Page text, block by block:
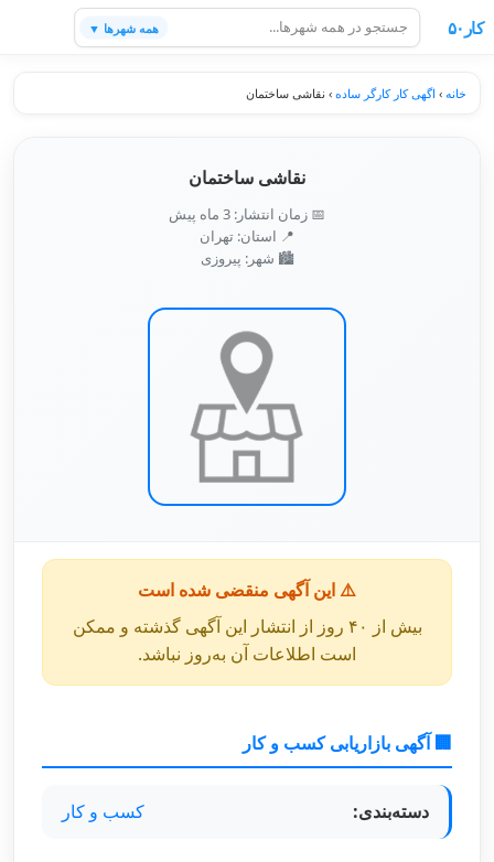
کار۵۰ همه شهرها ▼
خانه › اگهی کار کارگر ساده › نقاشی ساختمان
نقاشی ساختمان
📅 زمان انتشار: 3 ماه پیش
📍 استان: تهران
🏙️ شهر: پیروزی
⚠️ این آگهی منقضی شده است
بیش از ۴۰ روز از انتشار این آگهی گذشته و ممکن
است اطلاعات آن به‌روز نباشد.
🏢 آگهی بازاریابی کسب و کار
دسته‌بندی: کسب و کار